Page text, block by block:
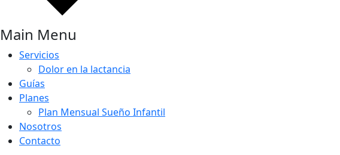
Main Menu
Servicios
Dolor en la lactancia
Guías
Planes
Plan Mensual Sueño Infantil
Nosotros
Contacto